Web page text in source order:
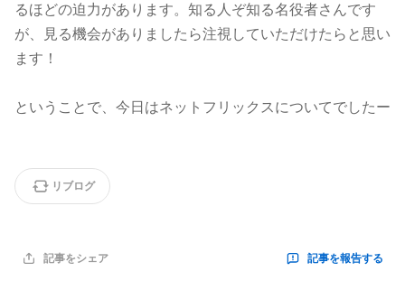
るほどの迫力があります。知る人ぞ知る名役者さんです
が、見る機会がありましたら注視していただけたらと思い
ます！
ということで、今日はネットフリックスについてでしたー
リブログ
記事をシェア 記事を報告する